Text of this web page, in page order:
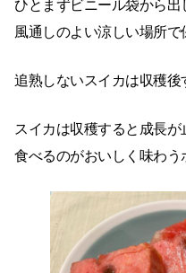
ひとまずビニール袋から
風通しのよい涼しい場所で
追熟しないスイカは収穫後
スイカは収穫すると成長が
食べるのがおいしく味わう